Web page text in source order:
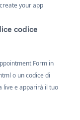
your app
codice
Form in
o un codice di
live e apparirà il tuo